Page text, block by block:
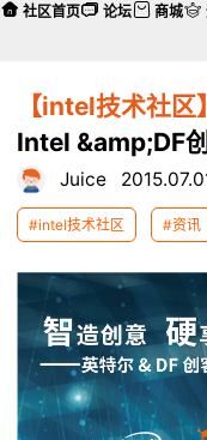
【intel技术社区】
Intel &amp;DF
Juice
#intel技术社区 #资讯
社区首页 论坛 商城